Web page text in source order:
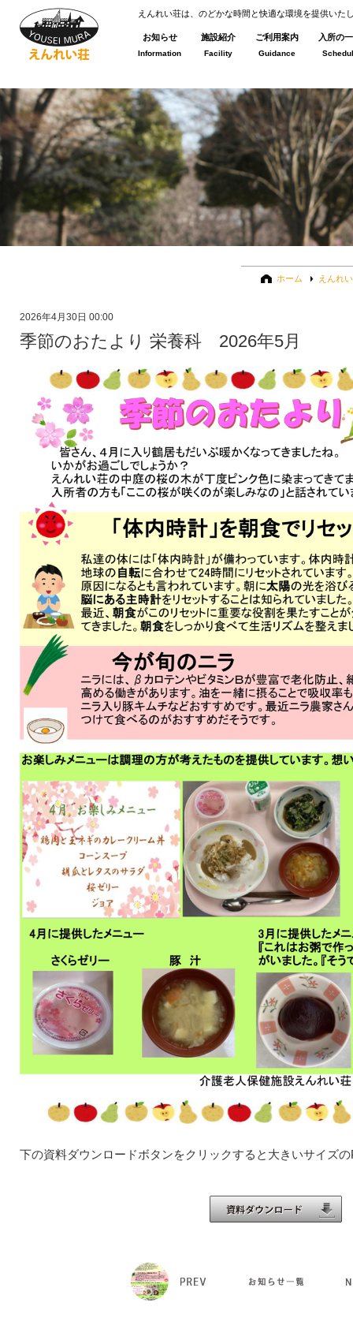
えんれい荘は、のどかな時間と快適な環境を提供いた
お知らせ
Information
施設紹介
Facility
ご利用案内
Guidance
入所の
ホーム えんれ
2026年4月30日 00:00
季節のおたより 栄養科 2026年5月
下の資料ダウンロードボタンをクリックすると大きいサイズ